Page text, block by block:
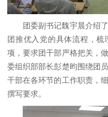
团委副书记魏宇晨介绍
团推优入党的具体流程，
项，要求团干部严格把关，
委组织部部长彭楚昀围绕团
干部在各环节的工作职责，
撰写要求。